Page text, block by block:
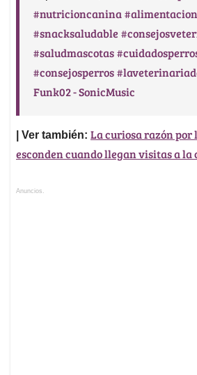
#nutricioncanina
#snacksaludable
#saludmascotas
#consejosperros
Funk02 - SonicMusic
| Ver también: La curiosa razón por
esconden cuando llegan visitas a la
Anuncios.